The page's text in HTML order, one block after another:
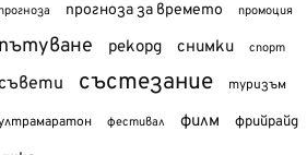
прогноза за времето промоция
рекорд снимки спорт
състезание туризъм
фестивал филм фрийрайд